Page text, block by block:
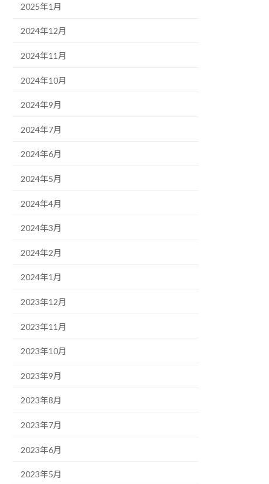
2025年1月
2024年12月
2024年11月
2024年10月
2024年9月
2024年7月
2024年6月
2024年5月
2024年4月
2024年3月
2024年2月
2024年1月
2023年12月
2023年11月
2023年10月
2023年9月
2023年8月
2023年7月
2023年6月
2023年5月